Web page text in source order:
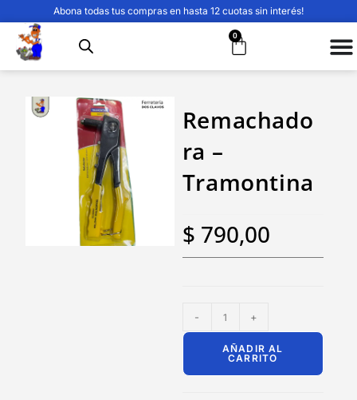
Abona todas tus compras en hasta 12 cuotas sin interés!
0
Remachado
ra –
Tramontina
$ 790,00
- +
AÑADIR AL
CARRITO